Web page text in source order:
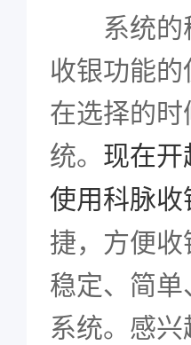
系统的
收银功能
在选择的
统。
现在开
使用科脉收
捷，方便
稳定、简
系统。感